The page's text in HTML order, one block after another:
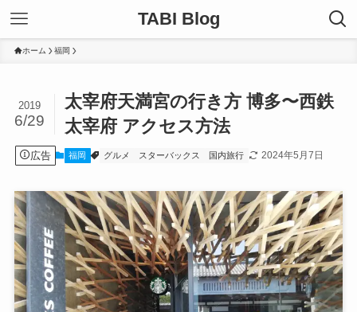
TABI Blog
ホーム 福岡
太宰府天満宮の行き方 博多〜西鉄
太宰府 アクセス方法
2019
6/29
広告 福岡 グルメ スターバックス 国内旅行 2024年5月7日